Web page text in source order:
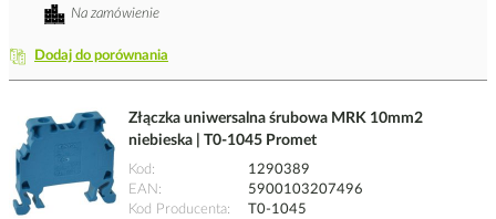
Dodaj do porównania
Na zamówienie
Złączka uniwersalna śrubowa MRK 10mm2
niebieska | T0-1045 Promet
Kod
1290389
EAN
5900103207496
Kod Producenta
T0-1045